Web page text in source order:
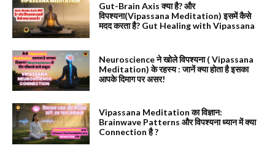
Gut-Brain Axis क्या है? और
विपश्यना(Vipassana Meditation) इसमें कैसे
मदद करता है? Gut Healing with Vipassana
Neuroscience ने खोले विपश्यना ( Vipassana
Meditation) के रहस्य : जानें क्या होता है इसका
आपके दिमाग पर असर!
Vipassana Meditation का विज्ञान:
Brainwave Patterns और विपश्यना ध्यान में क्या
Connection है ?